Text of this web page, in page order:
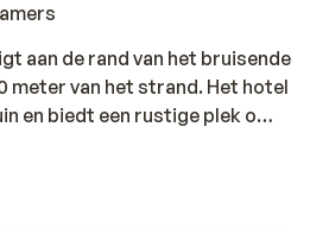
aan de rand van het bruisende
meter van het strand. Het hotel
en biedt een rustige plek om
levendigheid van Laganas is
voorzien van alle